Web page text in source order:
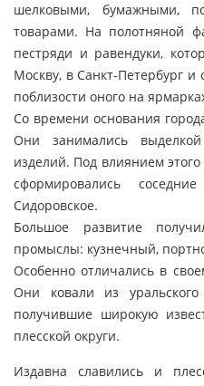
шелковыми, бумажными,
товарами. На полотняной
пестряди и равендуки,
Москву, в Санкт-Петербург и
поблизости оного на
Со времени основания
Они занимались
изделий. Под влиянием
сформировались
Сидоровское.
Большое развитие
промыслы: кузнечный,
Особенно отличались в
Они ковали из
получившие широкую
плесской округи.
Издавна славились и